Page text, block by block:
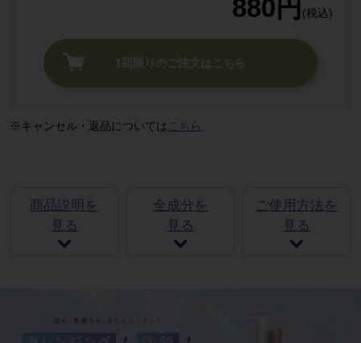
880円 (税込)
1回限りのご注文はこちら
キャンセル・返品については こちら
商品説明を
見る
全成分を
見る
ご使用方法を
見る